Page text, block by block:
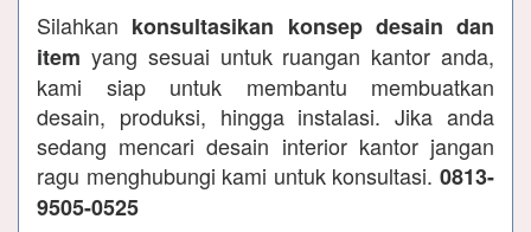
Silahkan konsultasikan konsep desain dan
item yang sesuai untuk ruangan kantor anda,
kami siap untuk membantu membuatkan
desain, produksi, hingga instalasi. Jika anda
sedang mencari desain interior kantor jangan
ragu menghubungi kami untuk konsultasi. 0813-
9505-0525